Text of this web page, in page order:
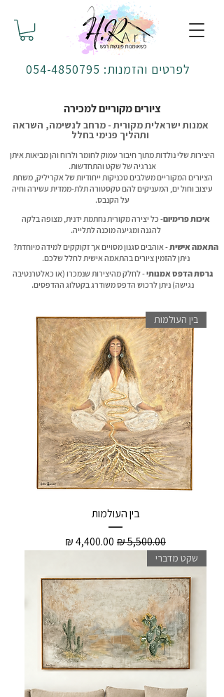
לפרטים והזמנות: 054-4850795
ציורים מקוריים למכירה
אמנות ישראלית מקורית - מרחב לנשימה, השראה
ותהליך פנימי בחלל
היצירות שלי נולדות מתוך חיבור עמוק לחומר ולרוח והן מביאות איתן
אנרגיה של שקט והתחדשות.
הציורים המקוריים משלבים טכניקות ייחודיות של אקריליק, משחת
עיצוב וחול ים, המעניקים להם טקסטורה תלת-ממדית עשירה וחיה
על הקנבס.
איכות פרימיום- כל יצירה מקורית נחתמת ידנית, מצופה בלקה
להגנה ומגיעה מוכנה לתלייה.
התאמה אישית- אוהבים סגנון מסויים אך זקוקקים למידה מיוחדת?
ניתן להזמין ציורים בהתאמה אישית לחלל שלכם.
גרסת הדפס אמנותי- לחלק מהיצירות שנמכרו (או כאלטרנטיבה
נגישה) ניתן לרכוש הדפס משודרג בקטלוג ההדפסים.
בין העולמות
בין העולמות
מחיר רגיל
מחיר מבצע
שקט מדברי